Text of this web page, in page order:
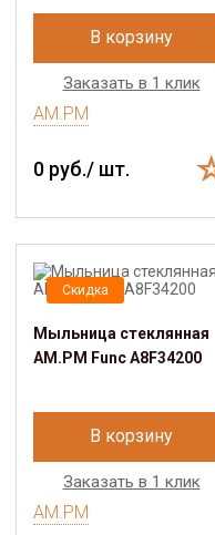
В корзину
Заказать в 1 клик
AM.PM
0 руб./ шт.
Скидка
Мыльница стеклянная
AM.PM Func A8F34200
В корзину
Заказать в 1 клик
AM.PM